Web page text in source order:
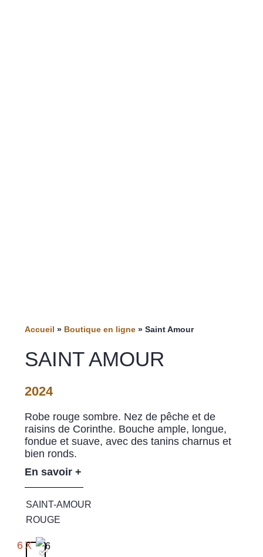
Accueil » Boutique en ligne » Saint Amour
SAINT AMOUR
2024
Robe rouge sombre. Nez de pêche et de
raisins de Corinthe. Bouche ample, longue,
fondue et suave, avec des tanins charnus et
bien ronds.
En savoir +
SAINT-AMOUR
ROUGE